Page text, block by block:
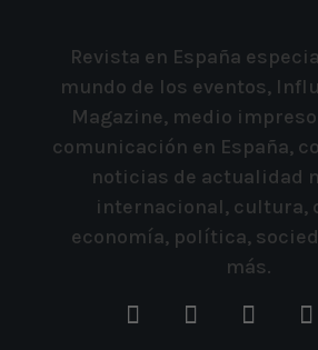
Revista en España
mundo de los eventos,
Magazine, medio
comunicación en España,
noticias de actualidad
internacional, cultura,
economía, política,
más.